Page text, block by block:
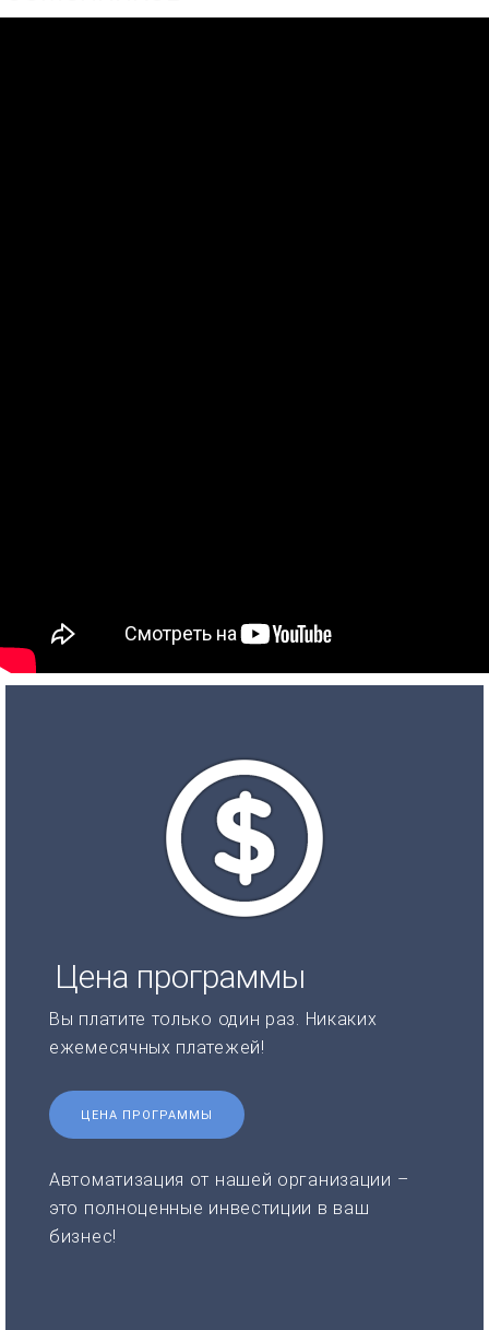
Цена программы
Вы платите только один раз. Никаких
ежемесячных платежей!
ЦЕНА ПРОГРАММЫ
Автоматизация от нашей организации –
это полноценные инвестиции в ваш
бизнес!